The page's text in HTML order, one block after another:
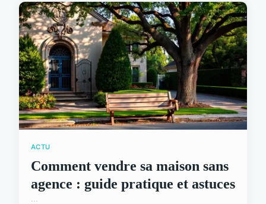
ACTU
Comment vendre sa maison sans
agence : guide pratique et astuces
...